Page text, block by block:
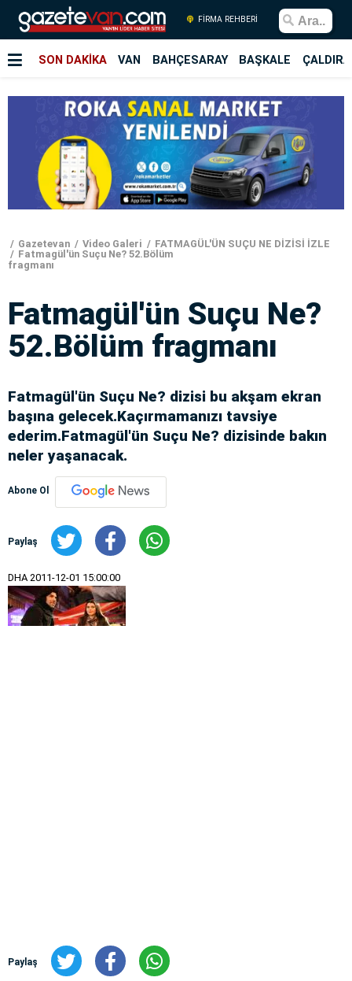
FİRMA REHBERİ
SON DAKİKA VAN BAHÇESARAY BAŞKALE
Gazetevan Video Galeri
FATMAGÜL'ÜN SUÇU NE DİZİSİ İZLE
Fatmagül'ün Suçu Ne? 52.Bölüm
fragmanı
Fatmagül'ün Suçu Ne?
52.Bölüm fragmanı
Fatmagül'ün Suçu Ne? dizisi bu akşam ekran
başına gelecek.Kaçırmamanızı tavsiye
ederim.Fatmagül'ün Suçu Ne? dizisinde bakın
neler yaşanacak.
Abone Ol
Paylaş
DHA 2011-12-01 15:00:00
Paylaş